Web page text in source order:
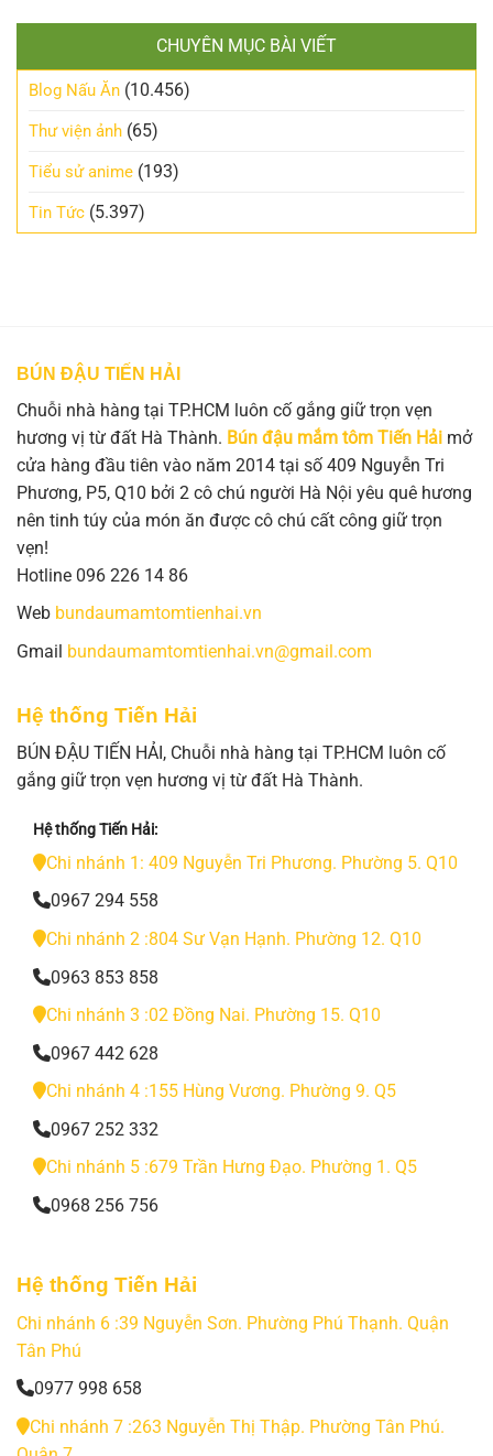
CHUYÊN MỤC BÀI VIẾT
Blog Nấu Ăn (10.456)
Thư viện ảnh (65)
Tiểu sử anime (193)
Tin Tức (5.397)
BÚN ĐẬU TIẾN HẢI
Chuỗi nhà hàng tại TP.HCM luôn cố gắng giữ trọn vẹn
hương vị từ đất Hà Thành. Bún đậu mắm tôm Tiến Hải mở
cửa hàng đầu tiên vào năm 2014 tại số 409 Nguyễn Tri
Phương, P5, Q10 bởi 2 cô chú người Hà Nội yêu quê hương
nên tinh túy của món ăn được cô chú cất công giữ trọn
vẹn!
Hotline 096 226 14 86
Web bundaumamtomtienhai.vn
Gmail bundaumamtomtienhai.vn@gmail.com
Hệ thống Tiến Hải
BÚN ĐẬU TIẾN HẢI, Chuỗi nhà hàng tại TP.HCM luôn cố
gắng giữ trọn vẹn hương vị từ đất Hà Thành.
Hệ thống Tiến Hải:
Chi nhánh 1: 409 Nguyễn Tri Phương. Phường 5. Q10
0967 294 558
Chi nhánh 2 :804 Sư Vạn Hạnh. Phường 12. Q10
0963 853 858
Chi nhánh 3 :02 Đồng Nai. Phường 15. Q10
0967 442 628
Chi nhánh 4 :155 Hùng Vương. Phường 9. Q5
0967 252 332
Chi nhánh 5 :679 Trần Hưng Đạo. Phường 1. Q5
0968 256 756
Hệ thống Tiến Hải
Chi nhánh 6 :39 Nguyễn Sơn. Phường Phú Thạnh. Quận
Tân Phú
0977 998 658
Chi nhánh 7 :263 Nguyễn Thị Thập. Phường Tân Phú.